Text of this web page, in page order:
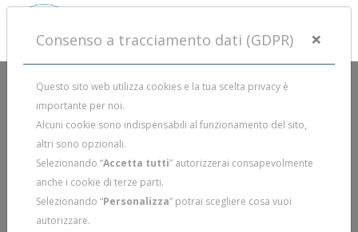
DOMANDA DI AMMISSIONE A SOCIO DELLA
“ASSOCIAZIONE SPORTIVA DILETTANTISTICA
DUECENTOBAR”
Compila il form, stampa il pdf e inviacelo firmato
Consenso a tracciamento dati (GDPR) ×
Questo sito web utilizza cookies e la tua scelta privacy è
importante per noi.
Alcuni cookie sono indispensabili al funzionamento del sito,
altri sono opzionali.
Selezionando “Accetta tutti” autorizzerai consapevolmente
anche i cookie di terze parti.
Selezionando “Personalizza” potrai scegliere cosa vuoi
autorizzare.